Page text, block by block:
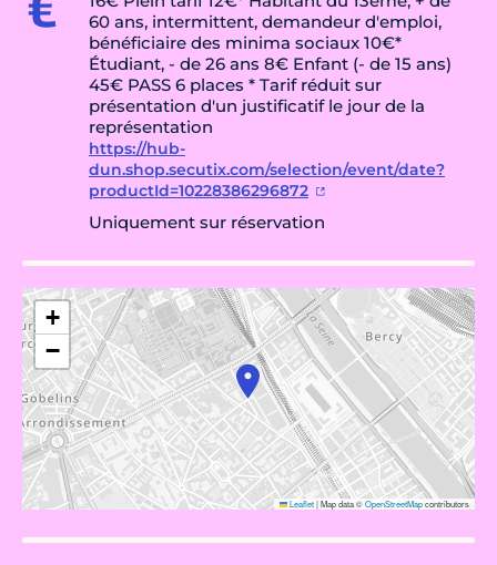
60 ans, intermittent, demandeur d'emploi,
bénéficiaire des minima sociaux 10€*
Étudiant, - de 26 ans 8€ Enfant (- de 15 ans)
45€ PASS 6 places * Tarif réduit sur
présentation d'un justificatif le jour de la
représentation
https://hub-
dun.shop.secutix.com/selection/event/date?
productId=10228386296872
Uniquement sur réservation
+
−
Leaflet|Map data ©OpenStreetMapcontributors